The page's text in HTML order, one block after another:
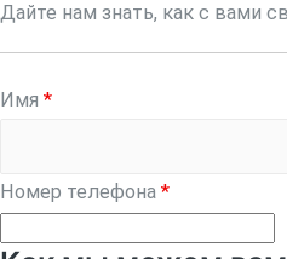
Дайте нам знать, как с вами
Имя *
Номер телефона *